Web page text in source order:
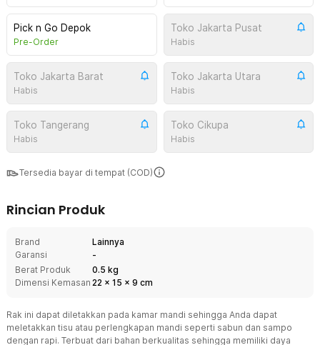
Pick n Go Depok
Pre-Order
Toko Jakarta Pusat
Habis
Toko Jakarta Barat
Habis
Toko Jakarta Utara
Habis
Toko Tangerang
Habis
Toko Cikupa
Habis
Tersedia bayar di tempat (COD)
Rincian Produk
Brand
Lainnya
Garansi
-
Berat Produk
0.5 kg
Dimensi Kemasan 22 x 15 x 9 cm
Rak ini dapat diletakkan pada kamar mandi sehingga Anda dapat
meletakkan tisu atau perlengkapan mandi seperti sabun dan sampo
dengan rapi. Terbuat dari bahan berkualitas sehingga memiliki daya